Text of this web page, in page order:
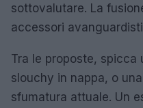
sottovalutare. La
accessori
Tra le proposte,
slouchy in nappa, o
sfumatura attuale. Un